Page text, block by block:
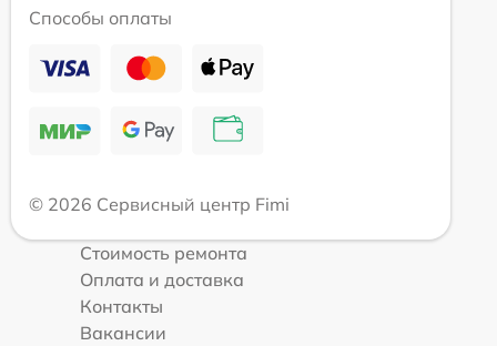
Способы оплаты
© 2026 Сервисный центр Fimi
Стоимость ремонта
Оплата и доставка
Контакты
Вакансии